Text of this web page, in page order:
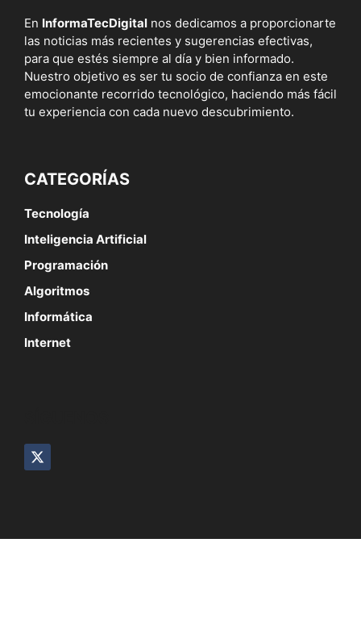
En InformaTecDigital nos dedicamos a proporcionarte
las noticias más recientes y sugerencias efectivas,
para que estés siempre al día y bien informado.
Nuestro objetivo es ser tu socio de confianza en este
emocionante recorrido tecnológico, haciendo más fácil
tu experiencia con cada nuevo descubrimiento.
CATEGORÍAS
Tecnología
Inteligencia Artificial
Programación
Algoritmos
Informática
Internet